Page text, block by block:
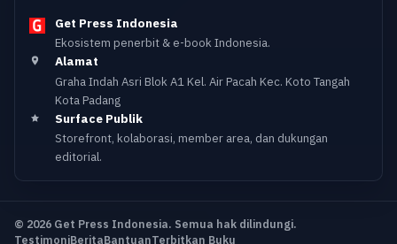
Get Press Indonesia
Ekosistem penerbit & e-book Indonesia.
Alamat
Graha Indah Asri Blok A1 Kel. Air Pacah Kec. Koto Tangah
Kota Padang
Surface Publik
Storefront, kolaborasi, member area, dan dukungan
editorial.
© 2026 Get Press Indonesia. Semua hak dilindungi.
TestimoniBeritaBantuanTerbitkan Buku